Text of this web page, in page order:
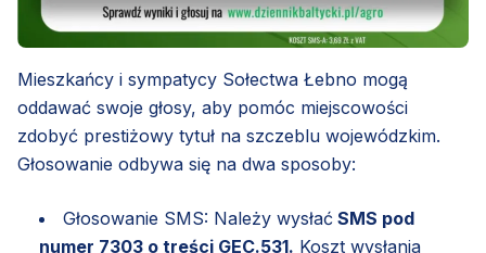
Mieszkańcy i sympatycy Sołectwa Łebno mogą
oddawać swoje głosy, aby pomóc miejscowości
zdobyć prestiżowy tytuł na szczeblu wojewódzkim.
Głosowanie odbywa się na dwa sposoby:
Głosowanie SMS: Należy wysłać SMS pod
numer 7303 o treści GEC.531. Koszt wysłania